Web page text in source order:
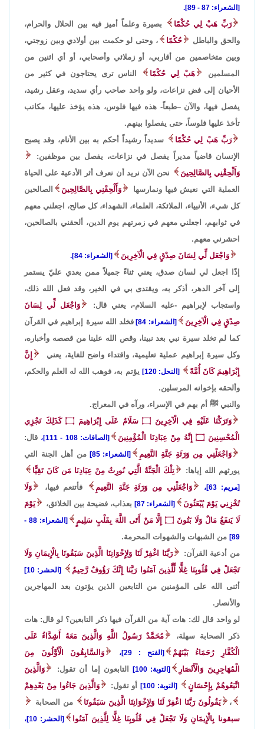
[الشعراء: 87 - 89].
رَبِّ هَبْ لِي حُكْمًا
بصيرة وعلماً أميز فيه بين الحلال والحرام،
والحق والباطل
حُكْمًا
، وحتى لو حكمت بين أولادي وبين زوجتي،
وبين متخاصمين من أقاربي، أو زملائي وأصحابي، أو أي اثنين من
المسلمين
هَبْ لِي حُكْمًا
الناس ترى يحتاجون في كثير من
الأحيان إلى فض نزاعات، ولو واحد صاحب رأي سديد، وعقل رشيد،
يفصل فيها، والآن –طبعاً- هذه فيها فلوس، هذه يؤخذ عليها، مكاتب
تأخذ عليها فلوساً، حتى يفصلوا بينهم.
رَبِّ هَبْ لِي حُكْمًا
سديداً رشيداً أحكم به بين الأنام، وقد يصبح
الإنسان قاضياً مديراً يفصل في نزاعات، يفصل بين موظفين:
وَأَلْحِقْنِي بِالصَّالِحِينَ
نحن الآن نريد أن نعرف أثر الأدعية على الحياة
العملية التي نعيش فيها ونمارسها
وَأَلْحِقْنِي بِالصَّالِحِينَ
الصالحين
كل شيء، الأنبياء، الملائكة، العلماء، الشهداء، كل صالح، اجعلني معهم
في ثوابهم، اجعلني معهم في زمرتهم يوم الدين، ألحقني بالصالحين،
احشرني معهم.
وَاجْعَل لِّي لِسَانَ صِدْقٍ فِي الْآخِرِينَ
[الشعراء: 84].
إذًا اجعل لي لسان صدق، يعني ثناءً جميلاً ممن بعدي عليّ يستمر
إلى آخر الدهر، أذكر به، ويقتدى بي في الخير، وقد فعل الله ذلك،
واستجاب لإبراهيم -عليه السلام-، يعني قال:
وَاجْعَل لِّي لِسَانَ
صِدْقٍ فِي الْآخِرِينَ
[الشعراء: 84]
فخلد الله سيرة إبراهيم في القرآن
كما لم تخلد سيرة نبي بعد نبينا، وقص الله علينا من قصصه وأخباره،
وكل سيرة إبراهيم عملية تعليمية، واقتداء واضح للغاية، يعني
إِنَّ
إِبْرَاهِيمَ كَانَ أُمَّةً
[النحل: 120]
يؤتم به، فوهب الله له العلم والحكم،
وألحقه بإخوانه المرسلين.
والنبي ﷺ أم بهم في الإسراء، ورآه في المعراج.
وَتَرَكْنَا عَلَيْهِ فِي الْآخِرِينَ ۝ سَلَامٌ عَلَى إِبْرَاهِيمَ ۝
كَذَلِكَ نَجْزِي
الْمُحْسِنِينَ ۝ إِنَّهُ مِنْ عِبَادِنَا الْمُؤْمِنِينَ [الصافات: 108 - 111]،
قال:
وَاجْعَلْنِي مِن وَرَثَةِ جَنَّةِ النَّعِيمِ
[الشعراء: 85]
من أهل الجنة التي
يورثهم الله إياها:
تِلْكَ الْجَنَّةُ الَّتِي نُورِثُ مِنْ عِبَادِنَا مَن كَانَ تَقِيًّا
[مريم: 63]، وَاجْعَلْنِي مِن وَرَثَةِ جَنَّةِ النَّعِيمِ فأتنعم فيها،
وَلَا
تُخْزِنِي يَوْمَ يُبْعَثُونَ
[الشعراء: 87] بعذاب، فضيحة بين الخلائق،
يَوْمَ
لَا يَنفَعُ مَالٌ وَلَا بَنُونَ ۝ إِلَّا مَنْ أَتَى اللَّهَ بِقَلْبٍ سَلِيمٍ
[الشعراء: 88 -
89] من الشبهات والشهوات المحرمة.
من أدعية القرآن:
رَبَّنَا اغْفِرْ لَنَا وَلِإِخْوَانِنَا الَّذِينَ سَبَقُونَا بِالْإِيمَانِ وَلَا
تَجْعَلْ فِي قُلُوبِنَا غِلًّا لِّلَّذِينَ آمَنُوا رَبَّنَا إِنَّكَ رَؤُوفٌ رَّحِيمٌ
[الحشر: 10]
أثنى الله على المؤمنين من التابعين الذين يؤتون بعد المهاجرين
والأنصار.
لو واحد قال لك: هات آية من القرآن فيها ذكر التابعين؟ لو قال: هات
ذكر الصحابة سهلة،
مُحَمَّدٌ رَسُولُ اللَّهِ وَالَّذِينَ مَعَهُ أَشِدَّاءُ عَلَى
الْكُفَّارِ رُحَمَاءُ بَيْنَهُمْ
[الفتح : 29]،
وَالسَّابِقُونَ الْأَوَّلُونَ مِنَ
الْمُهَاجِرِينَ وَالْأَنْصَارِ
[التوبة: 100] التابعون إما أن تقول:
وَالَّذِينَ
اتَّبَعُوهُمْ بِإِحْسَانٍ
[التوبة: 100] أو تقول:
وَالَّذِينَ جَاءُوا مِنْ بَعْدِهِمْ
،
يَقُولُونَ رَبَّنَا اغْفِرْ لَنَا وَلِإِخْوَانِنَا الَّذِينَ سَبَقُونَا
من الصحابة
سبقونا بِالْإِيمَانِ وَلَا تَجْعَلْ فِي قُلُوبِنَا غِلًّا لِلَّذِينَ آمَنُوا
[الحشر: 10]،